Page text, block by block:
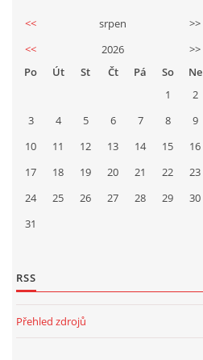
<< srpen
>>
<<
2026
>>
Po
Út St Čt Pá So
Ne
1
2
3
4 5 6 7 8
9
10
11 12 13 14 15
16
17
18 19 20 21 22
23
24
25 26 27 28 29
30
31
RSS
Přehled zdrojů